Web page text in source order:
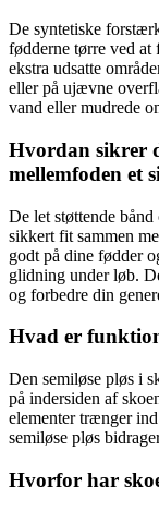
De syntetiske
fødderne tørre ved
ekstra udsatte
eller på ujævne
vand eller mudrede
Hvordan sikrer
mellemfoden et
De let støttende
sikkert fit sammen
godt på dine fødder
glidning under løb.
og forbedre din
Hvad er
Den semiløse pløs i
på indersiden af
elementer trænger
semiløse pløs
Hvorfor har